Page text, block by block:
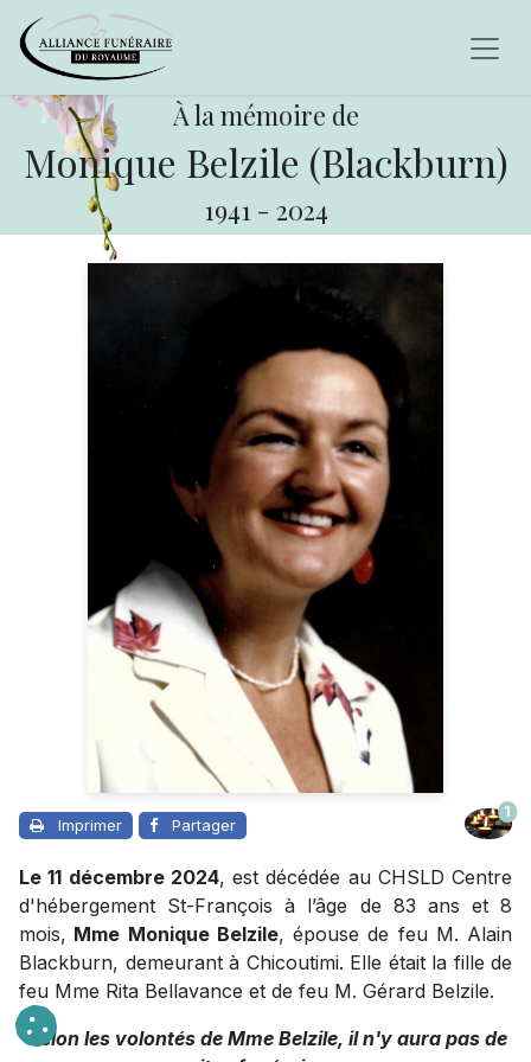
À la mémoire de
Monique Belzile (Blackburn)
1941 - 2024
Imprimer Partager
1
Le 11 décembre 2024, est décédée au CHSLD Centre
d'hébergement St-François à l’âge de 83 ans et 8
mois, Mme Monique Belzile, épouse de feu M. Alain
Blackburn, demeurant à Chicoutimi. Elle était la fille de
feu Mme Rita Bellavance et de feu M. Gérard Belzile.
Selon les volontés de Mme Belzile, il n'y aura pas de